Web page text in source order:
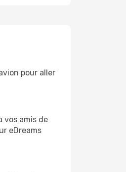
pour aller
vos amis de
eDreams